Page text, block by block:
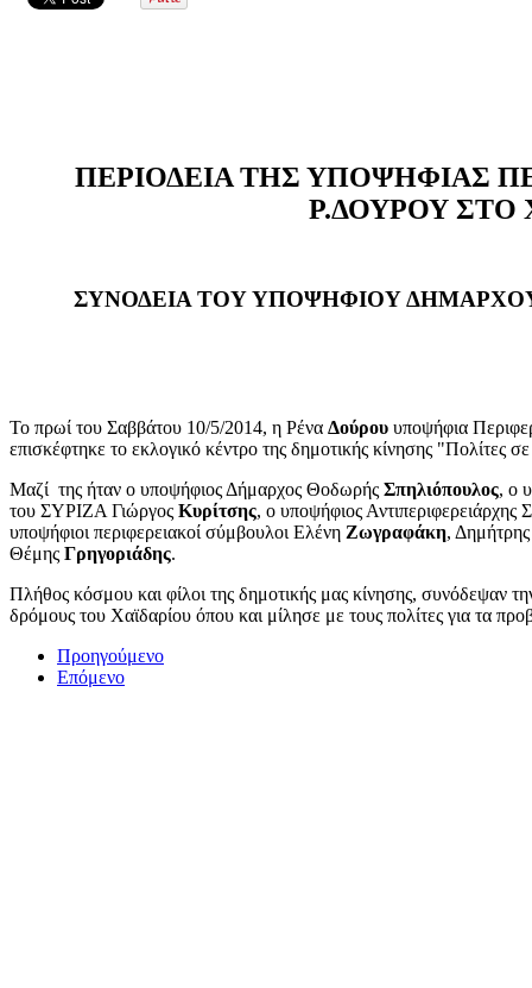
ΠΕΡΙΟΔΕΙΑ ΤΗΣ ΥΠΟΨΗΦΙΑΣ
Ρ.ΔΟΥΡΟΥ ΣΤΟ
ΣΥΝΟΔΕΙΑ ΤΟΥ ΥΠΟΨΗΦΙΟΥ
Το πρωί του Σαββάτου 10/5/2014, η Ρένα Δούρου υποψήφια
επισκέφτηκε το εκλογικό κέντρο της δημοτικής κίνησης "Πολίτες
Μαζί της ήταν ο υποψήφιος Δήμαρχος Θοδωρής Σπηλιόπουλος, ο
του ΣΥΡΙΖΑ Γιώργος Κυρίτσης, ο υποψήφιος Αντιπεριφερειάρχης
υποψήφιοι περιφερειακοί σύμβουλοι Ελένη Ζωγραφάκη,
Θέμης Γρηγοριάδης.
Πλήθος κόσμου και φίλοι της δημοτικής μας κίνησης, συνόδεψαν
δρόμους του Χαϊδαρίου όπου και μίλησε με τους πολίτες για τα
Προηγούμενο
Επόμενο